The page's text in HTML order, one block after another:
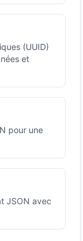
(UUID)
et
pour une
JSON avec